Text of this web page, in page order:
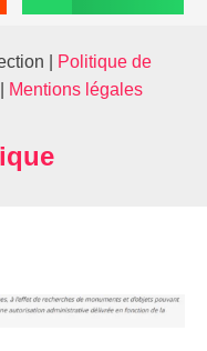
|
Politique de
Mentions légales